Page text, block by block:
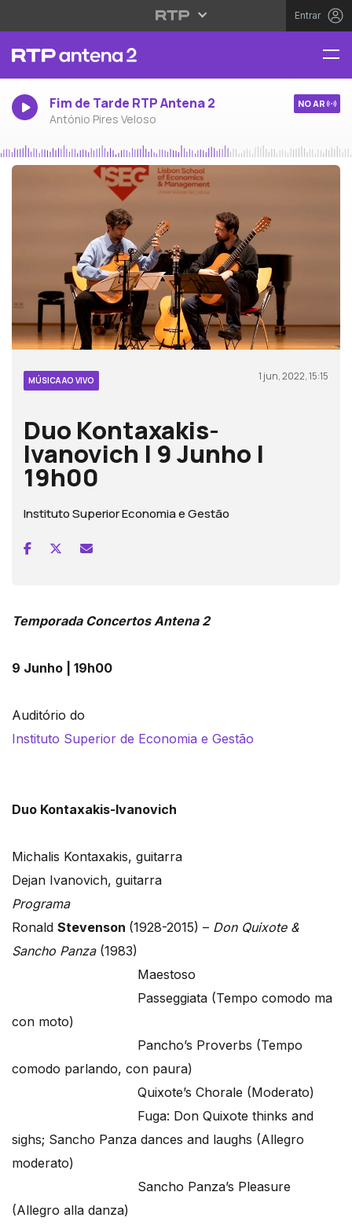
Entrar
Fim de Tarde RTP Antena 2
António Pires Veloso
NO AR
MÚSICA AO VIVO 1 jun, 2022, 15:15
Duo Kontaxakis-
Ivanovich | 9 Junho |
19h00
Instituto Superior Economia e Gestão
Temporada Concertos Antena 2
9 Junho | 19h00
Auditório do
Instituto Superior de Economia e Gestão
Duo Kontaxakis-Ivanovich
Michalis Kontaxakis, guitarra
Dejan Ivanovich, guitarra
Programa
Ronald Stevenson (1928-2015) – Don Quixote &
Sancho Panza (1983)
Maestoso
Passeggiata (Tempo comodo ma
con moto)
Pancho’s Proverbs (Tempo
comodo parlando, con paura)
Quixote’s Chorale (Moderato)
Fuga: Don Quixote thinks and
sighs; Sancho Panza dances and laughs (Allegro
moderato)
Sancho Panza’s Pleasure
(Allegro alla danza)